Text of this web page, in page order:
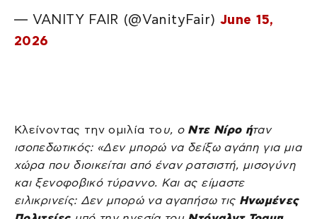
— VANITY FAIR (@VanityFair)June 15,
2026
Κλείνοντας την ομιλία το υ, ο Ντε Νίρο ήταν
ισοπεδωτικός: «Δεν μπορώ να δείξω αγάπη για μια
χώρα που διοικείται από έναν ρατσιστή, μισογύνη
και ξενοφοβικό τύραννο. Και ας είμαστε
ειλικρινείς: Δεν μπορώ να αγαπήσω τις Ηνωμένες